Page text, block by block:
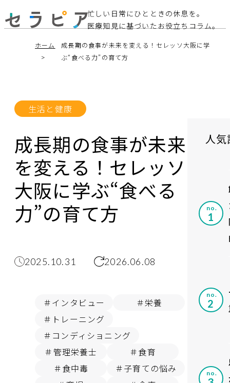
忙しい日常にひとときの休息を。
医療知見に基づいたお役立ちコラム。
ホーム
成長期の食事が未来を変える！セレッソ大阪に学
ぶ“食べる力”の育て方
生活と健康
成長期の食事が未来
を変える！セレッソ
大阪に学ぶ“食べる
力”の育て方
2025.10.31 2026.06.08
＃インタビュー
＃栄養
＃トレーニング
＃コンディショニング
＃管理栄養士
＃食育
＃食中毒
＃子育ての悩み
人
no.
no.
no.